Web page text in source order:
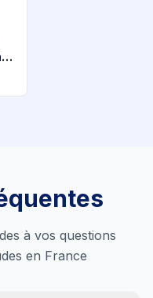
à vos questions
en France